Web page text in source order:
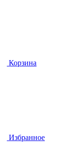
Корзина
Избранное